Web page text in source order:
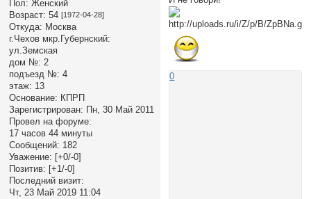
Пол: Женский
Возраст: 54 [1972-04-28]
Откуда: Москва
г.Чехов мкр.Губернский:
ул.Земская
дом №: 2
подъезд №: 4
этаж: 13
Основание: КПРП
Зарегистрирован: Пн, 30 Май 2011
Провел на форуме:
17 часов 44 минуты
Сообщений: 182
Уважение: [+0/-0]
Позитив: [+1/-0]
Последний визит:
Чт, 23 Май 2019 11:04
0